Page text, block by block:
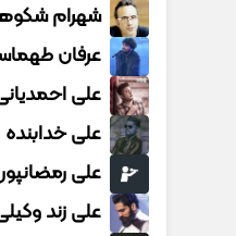
شهرام
عرفان
علی
علی خدابنده
علی رمضانپور
علی زند